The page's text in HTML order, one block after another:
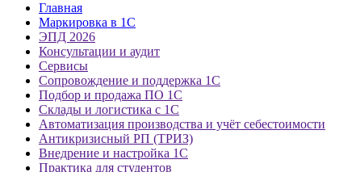
Главная
Маркировка в 1С
ЭПД 2026
Консультации и аудит
Сервисы
Сопровождение и поддержка 1С
Подбор и продажа ПО 1С
Склады и логистика с 1С
Автоматизация производства и учёт себестоимости
Антикризисный РП (ТРИЗ)
Внедрение и настройка 1С
Практика для студентов